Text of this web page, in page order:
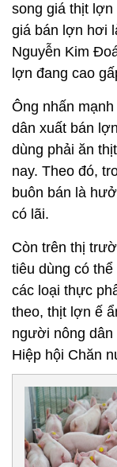
song giá thịt
giá bán lợn hơi
Nguyễn Kim
lợn đang cao
Ông nhấn
dân xuất bán
dùng phải ăn
nay. Theo đó,
buôn bán là
có lãi.
Còn trên thị
tiêu dùng có
các loại thực
theo, thịt lợn ế
người nông dân
Hiệp hội Chăn